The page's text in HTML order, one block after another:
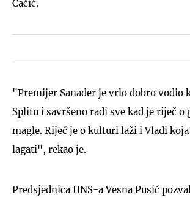
Čačić.
"Premijer Sanader je vrlo dobro vodio
Splitu i savršeno radi sve kad je riječ o
magle. Riječ je o kulturi laži i Vladi
lagati", rekao je.
Predsjednica HNS-a Vesna Pusić